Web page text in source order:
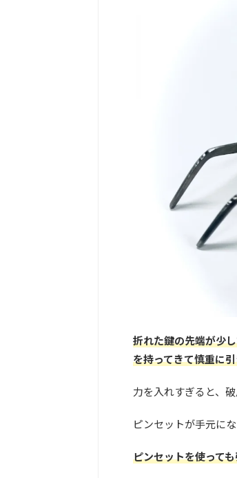
折れた鍵の先端が少
を持ってきて慎重に
力を入れすぎると、
ピンセットが手元に
ピンセットを使って